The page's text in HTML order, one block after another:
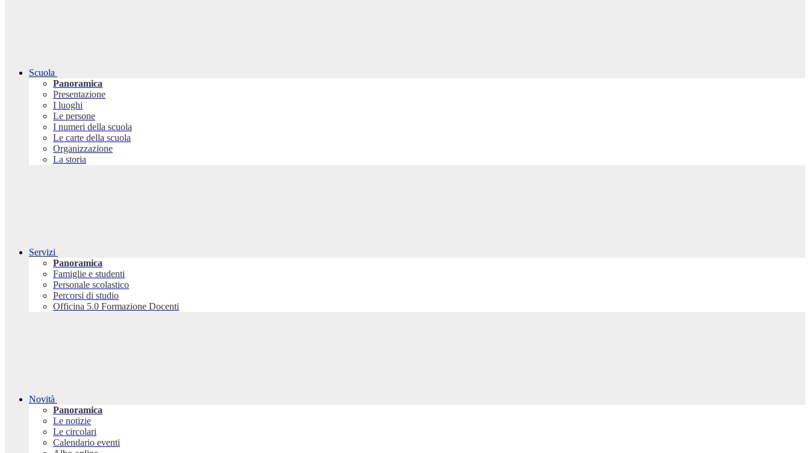
Scuola
Panoramica
Presentazione
I luoghi
Le persone
I numeri della scuola
Le carte della scuola
Organizzazione
La storia
Servizi
Panoramica
Famiglie e studenti
Personale scolastico
Percorsi di studio
Officina 5.0 Formazione Docenti
Novità
Panoramica
Le notizie
Le circolari
Calendario eventi